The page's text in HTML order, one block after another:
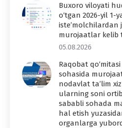
Buxoro viloyati
o‘tgan 2026-yil 1-
iste’molchilardan
murojaatlar kelib
05.08.2026
Raqobat
sohasida
nodavlat ta’lim
ularning soni
sababli sohada
hal etish
organlarga